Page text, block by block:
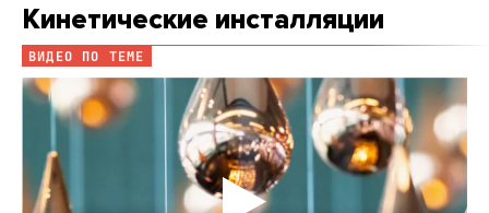
Кинетические инсталляции
ВИДЕО ПО ТЕМЕ